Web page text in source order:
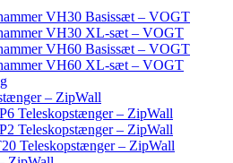
VH30 Basissæt – VOGT
VH30 XL-sæt – VOGT
VH60 Basissæt – VOGT
VH60 XL-sæt – VOGT
– ZipWall
Teleskopstænger – ZipWall
Teleskopstænger – ZipWall
Teleskopstænger – ZipWall